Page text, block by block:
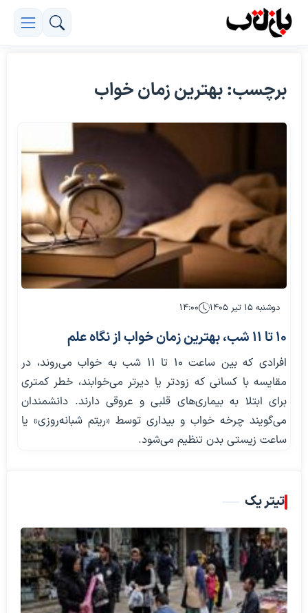
برچسب: بهترین زمان خواب
دوشنبه ۱۵ تیر ۱۴۰۵ ۱۴:۰۰
۱۰ تا ۱۱ شب، بهترین زمان خواب از نگاه علم
افرادی که بین ساعت ۱۰ تا ۱۱ شب به خواب می‌روند، در
مقایسه با کسانی که زودتر یا دیرتر می‌خوابند، خطر کمتری
برای ابتلا به بیماری‌های قلبی و عروقی دارند. دانشمندان
می‌گویند چرخه خواب و بیداری توسط «ریتم شبانه‌روزی» یا
ساعت زیستی بدن تنظیم می‌شود.
تیتر یک